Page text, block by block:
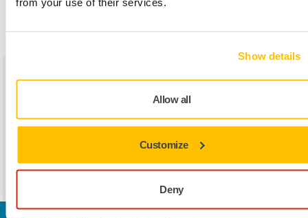
Show details
Allow all
Customize
Deny
Hellman
igazgató
Ulla Kauppi
Envik
vezető
Mikael
Håkans
igazgató,
ICT